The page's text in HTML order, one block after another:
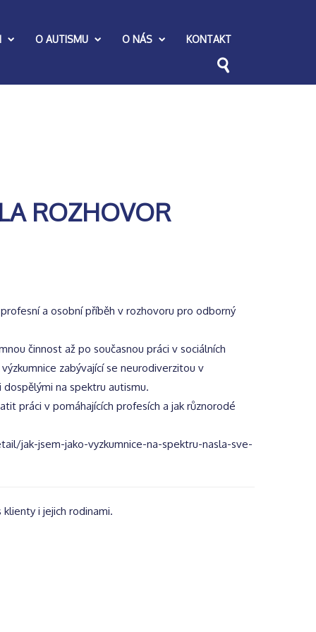
O AUTISMU O NÁS KONTAKT
ROZHOVOR
a osobní příběh v rozhovoru pro odborný
činnost až po současnou práci v sociálních
zabývající se neurodiverzitou v
na spektru autismu.
práci v pomáhajících profesích a jak různorodé
jak-jsem-jako-vyzkumnice-na-spektru-nasla-sve-
i jejich rodinami.